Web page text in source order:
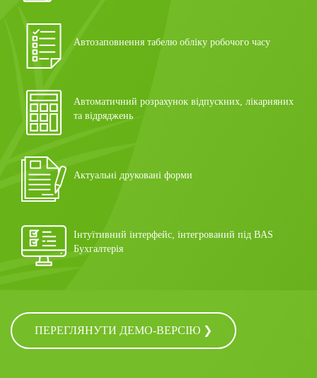
Автозаповнення табелю обліку робочого часу
Автоматичний розрахунок відпускних, лікарняних
та відряджень
Актуальні друковані форми
Інтуїтивний інтерфейс, інтегрований під BAS
Бухгалтерія
ПЕРЕГЛЯНУТИ ДЕМО-ВЕРСІЮ ❯